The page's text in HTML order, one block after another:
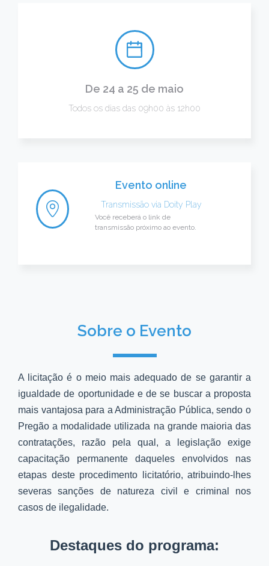
De 24 a 25 de maio
Todos os dias das 09h00 às 12h00
Evento online
Transmissão via Doity Play
Você receberá o link de
transmissão próximo ao evento.
Sobre o Evento
A licitação é o meio mais adequado de se garantir a
igualdade de oportunidade e de se buscar a proposta
mais vantajosa para a Administração Pública, sendo o
Pregão a modalidade utilizada na grande maioria das
contratações, razão pela qual, a legislação exige
capacitação permanente daqueles envolvidos nas
etapas deste procedimento licitatório, atribuindo-lhes
severas sanções de natureza civil e criminal nos
casos de ilegalidade.
Destaques do programa: